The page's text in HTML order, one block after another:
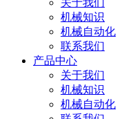
关于我们
机械知识
机械自动化
联系我们
产品中心
关于我们
机械知识
机械自动化